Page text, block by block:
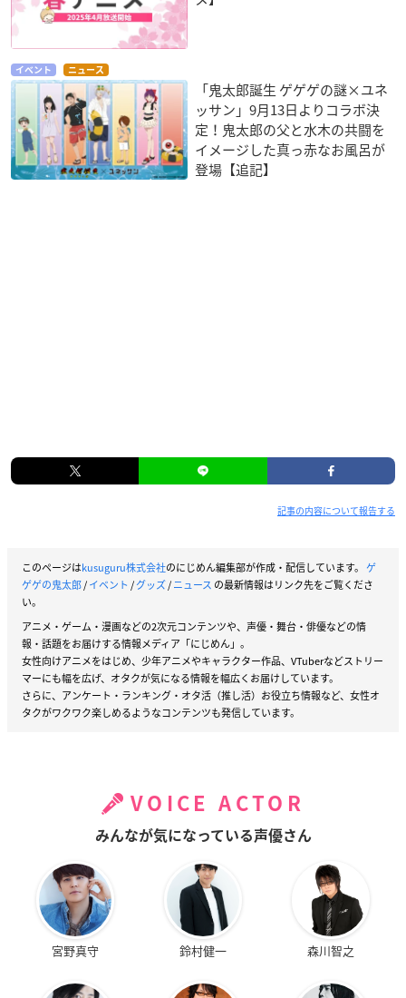
イベント ニュース
「鬼太郎誕生 ゲゲゲの謎×ユネ
ッサン」9月13日よりコラボ決
定！鬼太郎の父と水木の共闘を
イメージした真っ赤なお風呂が
登場【追記】
記事の内容について報告する
このページはkusuguru株式会社のにじめん編集部が作成・配信しています。 ゲ
ゲゲの鬼太郎/イベント /グッズ/ニュース の最新情報はリンク先をご覧くださ
い。
アニメ・ゲーム・漫画などの2次元コンテンツや、声優・舞台・俳優などの情
報・話題をお届けする情報メディア「にじめん」。
女性向けアニメをはじめ、少年アニメやキャラクター作品、VTuberなどストリー
マーにも幅を広げ、オタクが気になる情報を幅広くお届けしています。
さらに、アンケート・ランキング・オタ活（推し活）お役立ち情報など、女性オ
タクがワクワク楽しめるようなコンテンツも発信しています。
VOICE ACTOR
みんなが気になっている声優さん
宮野真守 鈴村健一 森川智之